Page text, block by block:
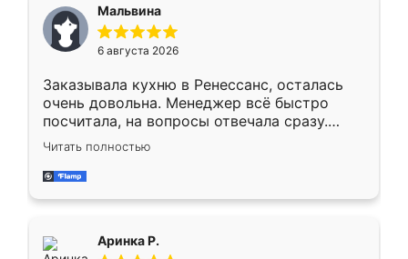
меньше, здесь же он более разнообразный.
Мне нравится ,если что-то потребуется из
мебели буду заказывать только здесь.
Мальвина
6 августа 2026
Заказывала кухню в Ренессанс, осталась
очень довольна. Менеджер всё быстро
посчитала, на вопросы отвечала сразу.
Замерщик приехал в субботу, подошёл к
делу со всей ответственностью. Собрали
за день, ребята работали аккуратно, даже
Читать полностью
Аринка Р.